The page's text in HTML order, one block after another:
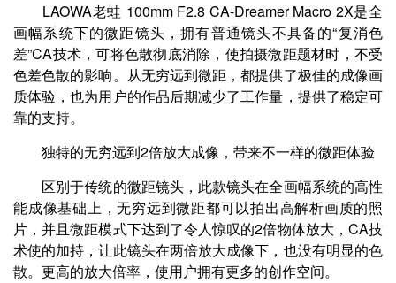
LAOWA老蛙 100mm F2.8 CA-Dreamer Macro 2X是全
画幅系统下的微距镜头，拥有普通镜头不具备的“复消色
差”CA技术，可将色散彻底消除，使拍摄微距题材时，不受
色差色散的影响。从无穷远到微距，都提供了极佳的成像画
质体验，也为用户的作品后期减少了工作量，提供了稳定可
靠的支持。
独特的无穷远到2倍放大成像，带来不一样的微距体验
区别于传统的微距镜头，此款镜头在全画幅系统的高性
能成像基础上，无穷远到微距都可以拍出高解析画质的照
片，并且微距模式下达到了令人惊叹的2倍物体放大，CA技
术使的加持，让此镜头在两倍放大成像下，也没有明显的色
散。更高的放大倍率，使用户拥有更多的创作空间。